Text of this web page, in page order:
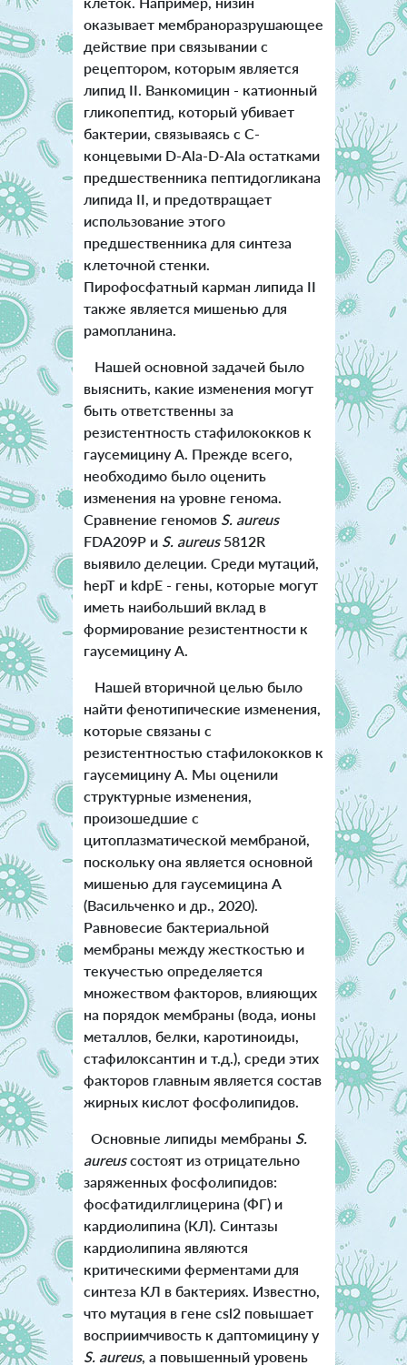
оказывает мембраноразрушающее
действие при связывании с
рецептором, которым является
липид II. Ванкомицин - катионный
гликопептид, который убивает
бактерии, связываясь с С-
концевыми D-Ala-D-Ala остатками
предшественника пептидогликана
липида II, и предотвращает
использование этого
предшественника для синтеза
клеточной стенки.
Пирофосфатный карман липида II
также является мишенью для
рамопланина.
Нашей основной задачей было
выяснить, какие изменения могут
быть ответственны за
резистентность стафилококков к
гаусемицину А. Прежде всего,
необходимо было оценить
изменения на уровне генома.
Сравнение геномов S. aureus
FDA209P и S. aureus5812R
выявило делеции. Среди мутаций,
hepT и kdpE - гены, которые могут
иметь наибольший вклад в
формирование резистентности к
гаусемицину А.
Нашей вторичной целью было
найти фенотипические изменения,
которые связаны с
резистентностью стафилококков к
гаусемицину А. Мы оценили
структурные изменения,
произошедшие с
цитоплазматической мембраной,
поскольку она является основной
мишенью для гаусемицина А
(Васильченко и др., 2020).
Равновесие бактериальной
мембраны между жесткостью и
текучестью определяется
множеством факторов, влияющих
на порядок мембраны (вода, ионы
металлов, белки, каротиноиды,
стафилоксантин и т.д.), среди этих
факторов главным является состав
жирных кислот фосфолипидов.
Основные липиды мембраны S.
aureusсостоят из отрицательно
заряженных фосфолипидов:
фосфатидилглицерина (ФГ) и
кардиолипина (КЛ). Синтазы
кардиолипина являются
критическими ферментами для
синтеза КЛ в бактериях. Известно,
что мутация в гене csl2 повышает
восприимчивость к даптомицину у
S. aureus, а повышенный уровень